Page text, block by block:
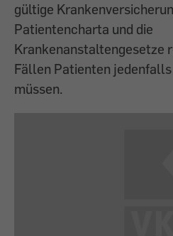
gültige
Patientencharta und die
Krankenanstaltengesetze
Fällen Patienten
müssen.